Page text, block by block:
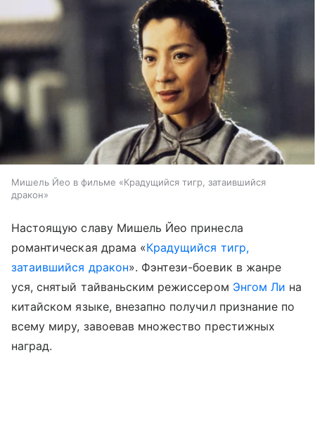
Мишель Йео в фильме «Крадущийся тигр, затаившийся
дракон»
Настоящую славу Мишель Йео принесла
романтическая драма «Крадущийся тигр,
затаившийся дракон». Фэнтези-боевик в жанре
уся, снятый тайваньским режиссером Энгом Ли на
китайском языке, внезапно получил признание по
всему миру, завоевав множество престижных
наград.